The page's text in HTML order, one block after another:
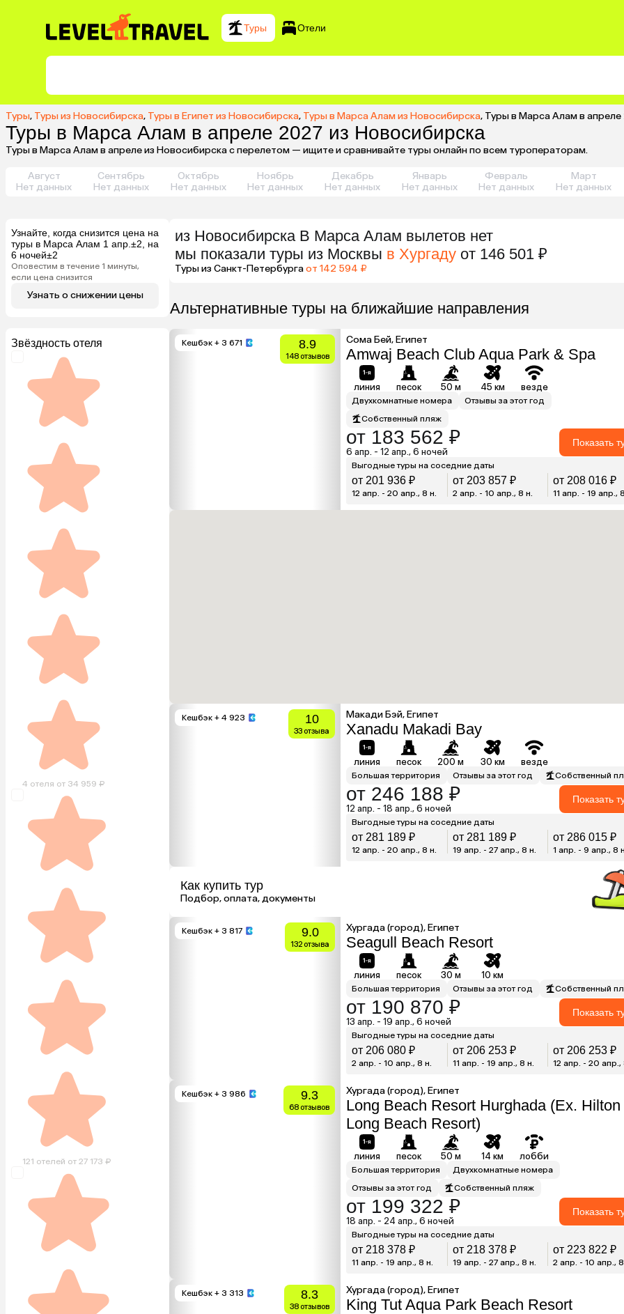
Туры Отели
Туры, Туры из Новосибирска, Туры в Египет из Новосибирска, Туры в Марса Алам из Новосибирска, Туры в Марса Алам в
Туры в Марса Алам в апреле 2027 из Новосибирска
Туры в Марса Алам в апреле из Новосибирска с перелетом — ищите и сравнивайте туры онлайн по всем туроператорам.
Август
Нет данных
Сентябрь
Нет данных
Октябрь
Нет данных
Ноябрь
Нет данных
Декабрь
Нет данных
Январь
Нет данных
Февраль
Нет данных
Март
Нет данных
Узнайте, когда снизится цена на
туры в Марса Алам 1 апр.±2, на
6 ночей±2
Оповестим в течение 1 минуты,
если цена снизится
Узнать о снижении цены
Звёздность отеля
4 отеля от 34 959 ₽
121 отелей от 27 173 ₽
из Новосибирска В Марса Алам вылетов нет
мы показали туры из Москвы в Хургаду от 146 501 ₽
Туры из Санкт-Петербургаот 142 594 ₽
Альтернативные туры на ближайшие направления
Кешбэк + 3 671 8.9
148 отзывов
Сома Бей, Египет
Amwaj Beach Club Aqua Park & Spa
линия песок 50 м 45 км везде
Двухкомнатные номера
Отзывы за этот год
Собственный пляж
от 183 562 ₽
6 апр. - 12 апр., 6 ночей
Показать
Выгодные туры на соседние даты
от 201 936 ₽
12 апр. - 20 апр., 8 н.
от 203 857 ₽
2 апр. - 10 апр., 8 н.
от 208 016 ₽
11 апр. - 19 апр.,
Кешбэк + 4 923 10
33 отзыва
Макади Бэй, Египет
Xanadu Makadi Bay
линия песок 200 м 30 км везде
Большая территория Отзывы за этот год Собственный
от 246 188 ₽
12 апр. - 18 апр., 6 ночей
Показать
Выгодные туры на соседние даты
от 281 189 ₽
12 апр. - 20 апр., 8 н.
от 281 189 ₽
19 апр. - 27 апр., 8 н.
от 286 015 ₽
1 апр. - 9 апр., 8 н.
Как купить тур
Подбор, оплата, документы
Кешбэк + 3 817 9.0
132 отзыва
Хургада (город), Египет
Seagull Beach Resort
линия песок 30 м 10 км
Большая территория Отзывы за этот год Собственный
от 190 870 ₽
13 апр. - 19 апр., 6 ночей
Показать
Выгодные туры на соседние даты
от 206 080 ₽
2 апр. - 10 апр., 8 н.
от 206 253 ₽
11 апр. - 19 апр., 8 н.
от 206 253 ₽
12 апр. - 20 апр.,
Кешбэк + 3 986 9.3
68 отзывов
Хургада (город), Египет
Long Beach Resort Hurghada (Ex. Hilton
Long Beach Resort)
линия песок 50 м 14 км лобби
Большая территория
Двухкомнатные номера
Отзывы за этот год
Собственный пляж
от 199 322 ₽
18 апр. - 24 апр., 6 ночей
Показать
Выгодные туры на соседние даты
от 218 378 ₽
11 апр. - 19 апр., 8 н.
от 218 378 ₽
19 апр. - 27 апр., 8 н.
от 223 822 ₽
2 апр. - 10 апр., 8
Кешбэк + 3 313 8.3
38 отзывов
Хургада (город), Египет
King Tut Aqua Park Beach Resort